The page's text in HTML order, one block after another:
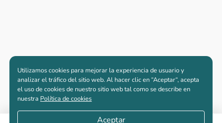
Utilizamos cookies para mejorar la experiencia de usuario y
analizar el tráfico del sitio web. Al hacer clic en “Aceptar“, acepta
el uso de cookies de nuestro sitio web tal como se describe en
nuestra Política de cookies
Aceptar